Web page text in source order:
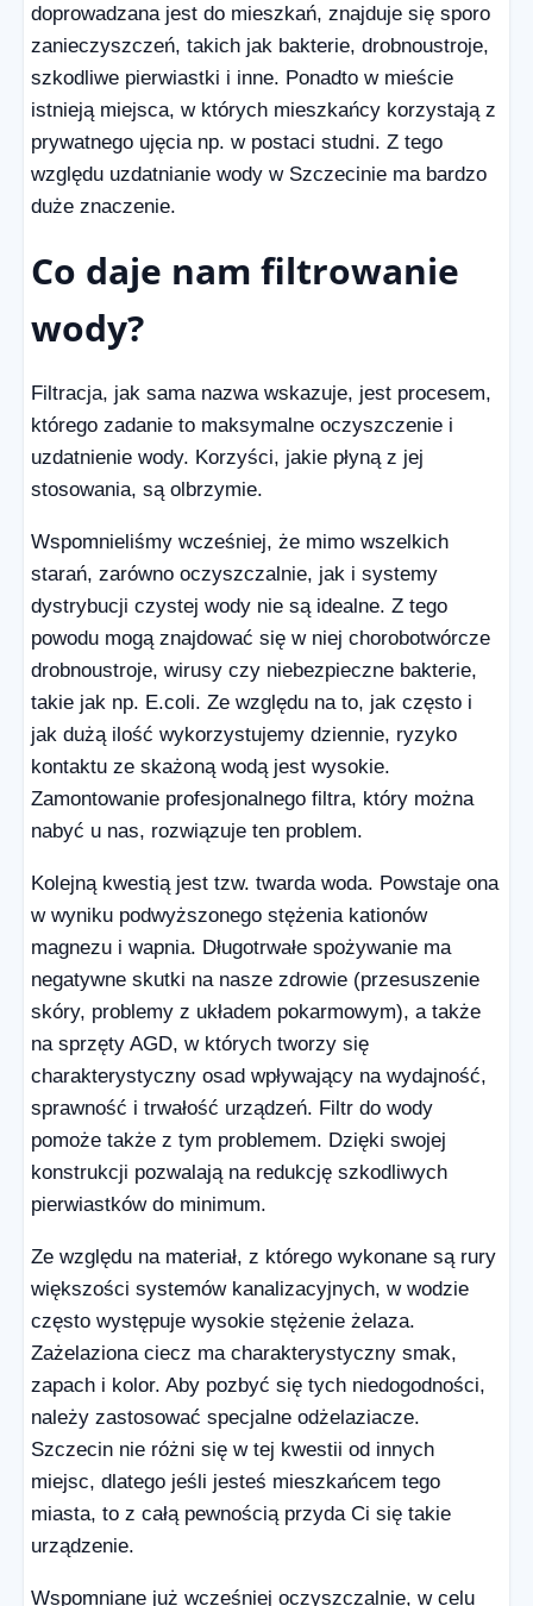
doprowadzana jest do mieszkań, znajduje się sporo
zanieczyszczeń, takich jak bakterie, drobnoustroje,
szkodliwe pierwiastki i inne. Ponadto w mieście
istnieją miejsca, w których mieszkańcy korzystają z
prywatnego ujęcia np. w postaci studni. Z tego
względu uzdatnianie wody w Szczecinie ma bardzo
duże znaczenie.
Co daje nam filtrowanie
wody?
Filtracja, jak sama nazwa wskazuje, jest procesem,
którego zadanie to maksymalne oczyszczenie i
uzdatnienie wody. Korzyści, jakie płyną z jej
stosowania, są olbrzymie.
Wspomnieliśmy wcześniej, że mimo wszelkich
starań, zarówno oczyszczalnie, jak i systemy
dystrybucji czystej wody nie są idealne. Z tego
powodu mogą znajdować się w niej chorobotwórcze
drobnoustroje, wirusy czy niebezpieczne bakterie,
takie jak np. E.coli. Ze względu na to, jak często i
jak dużą ilość wykorzystujemy dziennie, ryzyko
kontaktu ze skażoną wodą jest wysokie.
Zamontowanie profesjonalnego filtra, który można
nabyć u nas, rozwiązuje ten problem.
Kolejną kwestią jest tzw. twarda woda. Powstaje ona
w wyniku podwyższonego stężenia kationów
magnezu i wapnia. Długotrwałe spożywanie ma
negatywne skutki na nasze zdrowie (przesuszenie
skóry, problemy z układem pokarmowym), a także
na sprzęty AGD, w których tworzy się
charakterystyczny osad wpływający na wydajność,
sprawność i trwałość urządzeń. Filtr do wody
pomoże także z tym problemem. Dzięki swojej
konstrukcji pozwalają na redukcję szkodliwych
pierwiastków do minimum.
Ze względu na materiał, z którego wykonane są rury
większości systemów kanalizacyjnych, w wodzie
często występuje wysokie stężenie żelaza.
Zażelaziona ciecz ma charakterystyczny smak,
zapach i kolor. Aby pozbyć się tych niedogodności,
należy zastosować specjalne odżelaziacze.
Szczecin nie różni się w tej kwestii od innych
miejsc, dlatego jeśli jesteś mieszkańcem tego
miasta, to z całą pewnością przyda Ci się takie
urządzenie.
Wspomniane już wcześniej oczyszczalnie, w celu